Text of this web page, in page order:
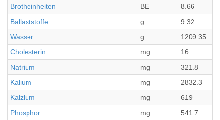
Brotheinheiten
BE
8.66
Ballaststoffe
g
9.32
Wasser
g
1209.35
Cholesterin
mg
16
Natrium
mg
321.8
Kalium
mg
2832.3
Kalzium
mg
619
Phosphor
mg 541.7